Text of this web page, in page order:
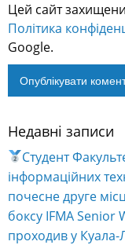
Цей сайт
Політика
Google.
Alternative:
Недавні записи
Студент
інформаційних
почесне друге
боксу IFMA Senior
проходив у